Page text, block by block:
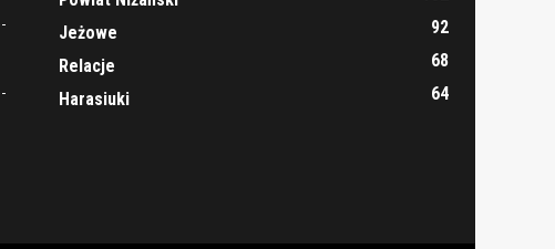
Jeżowe
92
Relacje
68
Harasiuki
64